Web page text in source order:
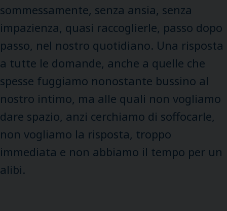
sommessamente, senza ansia, senza
impazienza, quasi raccoglierle, passo dopo
passo, nel nostro quotidiano. Una risposta
a tutte le domande, anche a quelle che
spesse fuggiamo nonostante bussino al
nostro intimo, ma alle quali non vogliamo
dare spazio, anzi cerchiamo di soffocarle,
non vogliamo la risposta, troppo
immediata e non abbiamo il tempo per un
alibi.